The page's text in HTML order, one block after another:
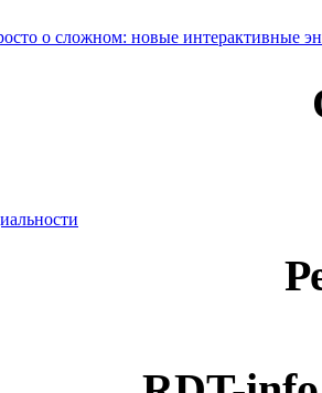
о сложном: новые интерактивные